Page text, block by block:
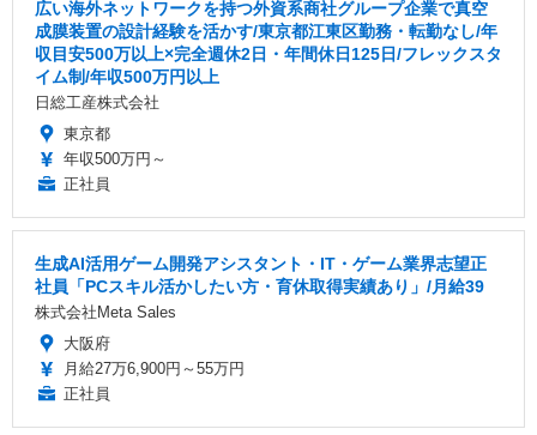
広い海外ネットワークを持つ外資系商社グループ企業で真空
成膜装置の設計経験を活かす/東京都江東区勤務・転勤なし/年
収目安500万以上×完全週休2日・年間休日125日/フレックスタ
イム制/年収500万円以上
日総工産株式会社
東京都
年収500万円～
正社員
生成AI活用ゲーム開発アシスタント・IT・ゲーム業界志望正
社員「PCスキル活かしたい方・育休取得実績あり」/月給39
株式会社Meta Sales
大阪府
月給27万6,900円～55万円
正社員